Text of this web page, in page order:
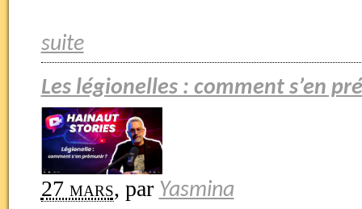
suite
Les légionelles : comment s’en
27 mars, par Yasmina